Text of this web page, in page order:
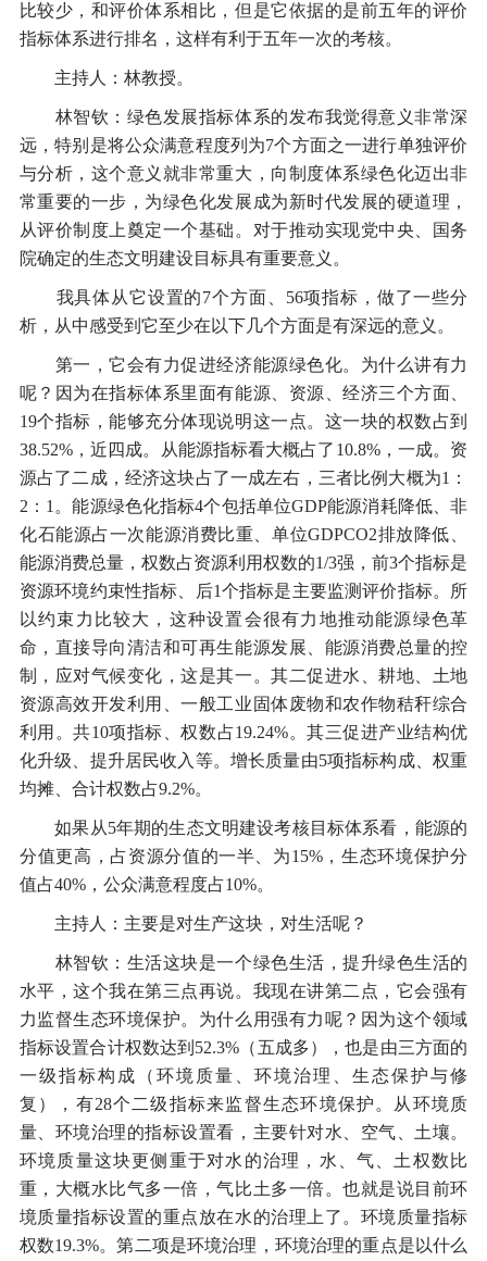
比较少，和评价体系相比，但是它依据的是前五年的评价
指标体系进行排名，这样有利于五年一次的考核。
主持人：林教授。
林智钦：绿色发展指标体系的发布我觉得意义非常深
远，特别是将公众满意程度列为7个方面之一进行单独评价
与分析，这个意义就非常重大，向制度体系绿色化迈出非
常重要的一步，为绿色化发展成为新时代发展的硬道理，
从评价制度上奠定一个基础。对于推动实现党中央、国务
院确定的生态文明建设目标具有重要意义。
我具体从它设置的7个方面、56项指标，做了一些分
析，从中感受到它至少在以下几个方面是有深远的意义。
第一，它会有力促进经济能源绿色化。为什么讲有力
呢？因为在指标体系里面有能源、资源、经济三个方面、
19个指标，能够充分体现说明这一点。这一块的权数占到
38.52%，近四成。从能源指标看大概占了10.8%，一成。资
源占了二成，经济这块占了一成左右，三者比例大概为1：
2：1。能源绿色化指标4个包括单位GDP能源消耗降低、非
化石能源占一次能源消费比重、单位GDPCO2排放降低、
能源消费总量，权数占资源利用权数的1/3强，前3个指标是
资源环境约束性指标、后1个指标是主要监测评价指标。所
以约束力比较大，这种设置会很有力地推动能源绿色革
命，直接导向清洁和可再生能源发展、能源消费总量的控
制，应对气候变化，这是其一。其二促进水、耕地、土地
资源高效开发利用、一般工业固体废物和农作物秸秆综合
利用。共10项指标、权数占19.24%。其三促进产业结构优
化升级、提升居民收入等。增长质量由5项指标构成、权重
均摊、合计权数占9.2%。
如果从5年期的生态文明建设考核目标体系看，能源的
分值更高，占资源分值的一半、为15%，生态环境保护分
值占40%，公众满意程度占10%。
主持人：主要是对生产这块，对生活呢？
林智钦：生活这块是一个绿色生活，提升绿色生活的
水平，这个我在第三点再说。我现在讲第二点，它会强有
力监督生态环境保护。为什么用强有力呢？因为这个领域
指标设置合计权数达到52.3%（五成多），也是由三方面的
一级指标构成（环境质量、环境治理、生态保护与修
复），有28个二级指标来监督生态环境保护。从环境质
量、环境治理的指标设置看，主要针对水、空气、土壤。
环境质量这块更侧重于对水的治理，水、气、土权数比
重，大概水比气多一倍，气比土多一倍。也就是说目前环
境质量指标设置的重点放在水的治理上了。环境质量指标
权数19.3%。第二项是环境治理，环境治理的重点是以什么